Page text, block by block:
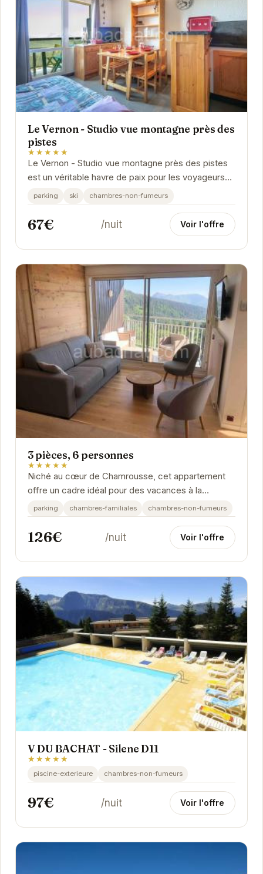
Le Vernon - Studio vue montagne près des
pistes
★★★★★
Le Vernon - Studio vue montagne près des pistes
est un véritable havre de paix pour les voyageurs
en quête de tranquillité et de beauté alpine....
parking ski chambres-non-fumeurs
67€ /nuit Voir l'offre
3 pièces, 6 personnes
★★★★★
Niché au cœur de Chamrousse, cet appartement
offre un cadre idéal pour des vacances à la
montagne. Spacieux et confortable, il peut
accueillir...
parking chambres-familiales chambres-non-fumeurs
126€ /nuit Voir l'offre
V DU BACHAT - Silene D11
★★★★★
piscine-exterieure chambres-non-fumeurs
97€ /nuit Voir l'offre